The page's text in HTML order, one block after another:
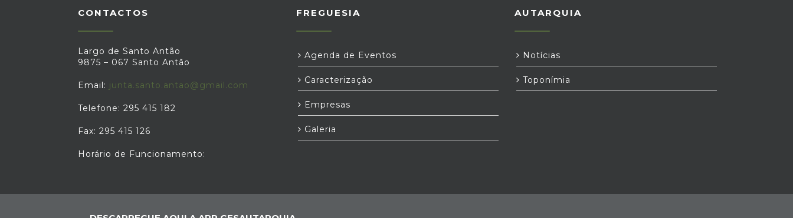
CONTACTOS
Largo de Santo Antão
9875 – 067 Santo Antão
Email: junta.santo.antao@gmail.com
Telefone: 295 415 182
Fax: 295 415 126
Horário de Funcionamento:
FREGUESIA
Agenda de Eventos
Caracterização
Empresas
Galeria
AUTARQUIA
Notícias
Toponímia